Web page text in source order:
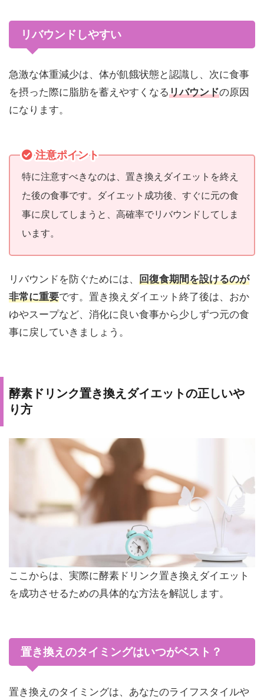
リバウンドしやすい
急激な体重減少は、体が飢餓状態と認識し、次に食事
を摂った際に脂肪を蓄えやすくなるリバウンドの原因
になります。
注意ポイント
特に注意すべきなのは、置き換えダイエットを終え
た後の食事です。ダイエット成功後、すぐに元の食
事に戻してしまうと、高確率でリバウンドしてしま
います。
リバウンドを防ぐためには、 回復食期間を設けるのが
非常に重要です。置き換えダイエット終了後は、おか
ゆやスープなど、消化に良い食事から少しずつ元の食
事に戻していきましょう。
酵素ドリンク置き換えダイエットの正しいや
り方
ここからは、実際に酵素ドリンク置き換えダイエット
を成功させるための具体的な方法を解説します。
置き換えのタイミングはいつがベスト？
置き換えのタイミングは、あなたのライフスタイルや